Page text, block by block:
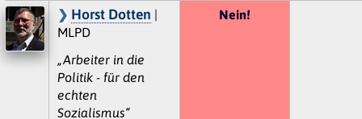
Horst Dotten |
MLPD
„Arbeiter in die
Politik - für den
echten
Sozialismus“
Nein!